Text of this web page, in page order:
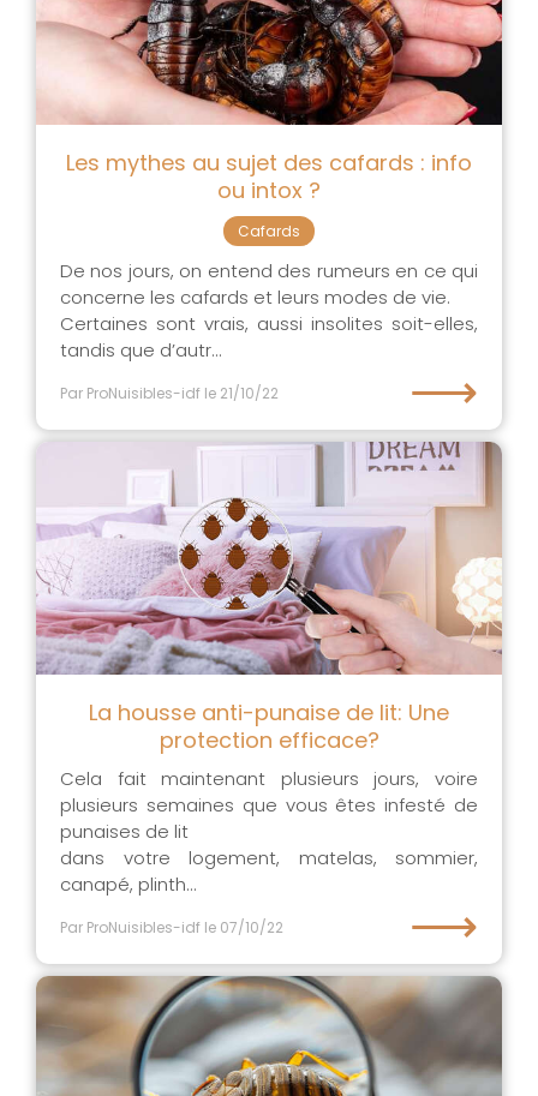
Les mythes au sujet des cafards : info
ou intox ?
Cafards
De nos jours, on entend des rumeurs en ce qui
concerne les cafards et leurs modes de vie.
Certaines sont vrais, aussi insolites soit-elles,
tandis que d’autr...
Par ProNuisibles-idf le 21/10/22 ⟶
La housse anti-punaise de lit: Une
protection efficace?
Cela fait maintenant plusieurs jours, voire
plusieurs semaines que vous êtes infesté de
punaises de lit
dans votre logement, matelas, sommier,
canapé, plinth...
Par ProNuisibles-idf le 07/10/22 ⟶